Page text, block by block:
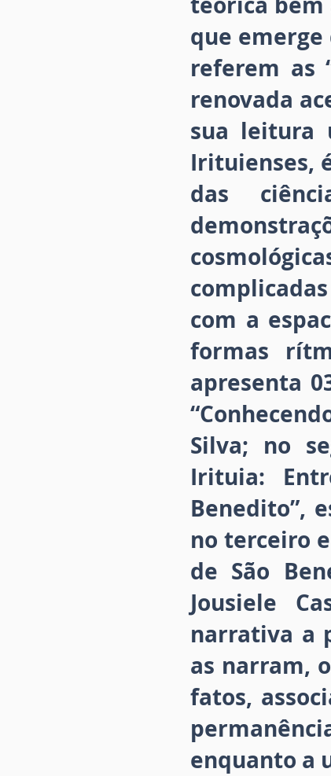
que
referem as
renovada
sua leitura
Irituienses,
das
com a
formas
apresenta
Silva; no
Irituia:
Benedito”,
no terceiro
de São
Jousiele
narrativa a
as narram,
fatos,
enquanto a